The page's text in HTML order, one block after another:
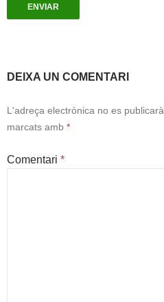
DEIXA UN COMENTARI
L'adreça electrònica no es publicarà.
marcats amb *
Comentari *